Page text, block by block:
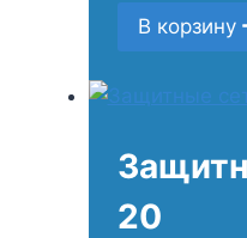
В корзину
20